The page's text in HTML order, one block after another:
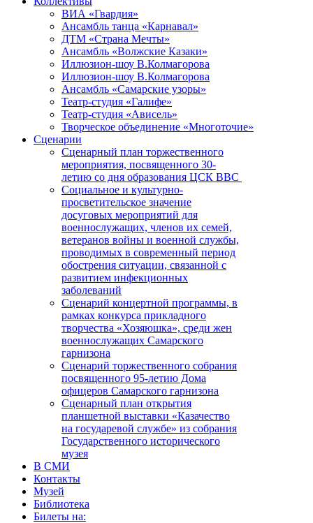
ВИА «Гвардия»
Ансамбль танца «Карнавал»
ДТМ «Страна Мечты»
Ансамбль «Волжские Казаки»
Иллюзион-шоу В.Колмагорова
Иллюзион-шоу В.Колмагорова
Ансамбль «Самарские узоры»
Театр-студия «Галифе»
Театр-студия «Ависель»
Творческое объединение «Многоточие»
Сценарии
Сценарный план торжественного
мероприятия, посвященного 30-
летию со дня образования ЦСК ВВС
Социальное и культурно-
просветительское значение
досуговых мероприятий для
военнослужащих, членов их семей,
ветеранов войны и военной службы,
проводимых в современный период
обострения ситуации, связанной с
развитием инфекционных
заболеваний
Сценарий концертной программы, в
рамках конкурса прикладного
творчества «Хозяюшка», среди жен
военнослужащих Самарского
гарнизона
Сценарий торжественного собрания
посвященного 95-летию Дома
офицеров Самарского гарнизона
Сценарный план открытия
планшетной выставки «Казачество
на государевой службе» из собрания
Государственного исторического
музея
В СМИ
Контакты
Музей
Библиотека
Билеты на: